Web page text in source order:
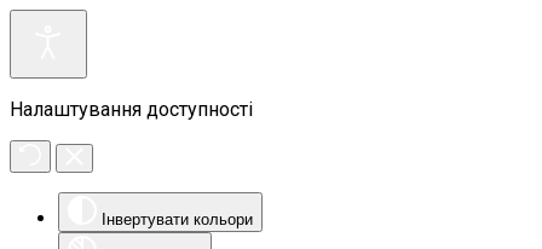
Налаштування доступності
Інвертувати кольори